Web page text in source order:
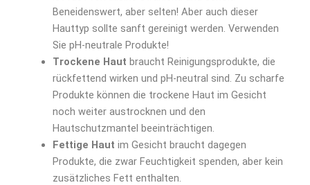
Beneidenswert, aber selten! Aber auch dieser
Hauttyp sollte sanft gereinigt werden. Verwenden
Sie pH-neutrale Produkte!
Trockene Haut braucht Reinigungsprodukte, die
rückfettend wirken und pH-neutral sind. Zu scharfe
Produkte können die trockene Haut im Gesicht
noch weiter austrocknen und den
Hautschutzmantel beeinträchtigen.
Fettige Haut im Gesicht braucht dagegen
Produkte, die zwar Feuchtigkeit spenden, aber kein
zusätzliches Fett enthalten.